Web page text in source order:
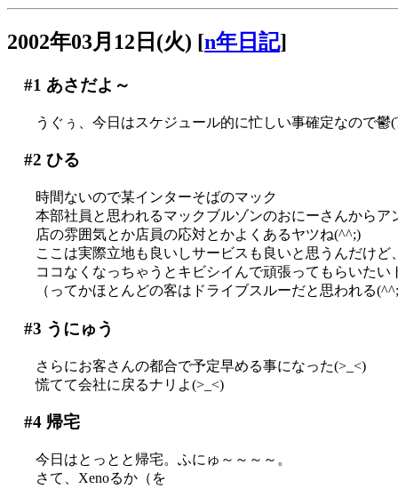
2002年03月12日(火) [n年日記]
#1 あさだよ～
うぐぅ、今日はスケジュール的に忙しい事確定なので鬱
#2 ひる
時間ないので某インターそばのマック
本部社員と思われるマックブルゾンのおにーさんからア
店の雰囲気とか店員の応対とかよくあるヤツね(^^;)
ここは実際立地も良いしサービスも良いと思うんだけど
ココなくなっちゃうとキビシイんで頑張ってもらいたい
（ってかほとんどの客はドライブスルーだと思われる
#3 うにゅう
さらにお客さんの都合で予定早める事になった(>_<)
慌てて会社に戻るナリよ(>_<)
#4帰宅
今日はとっとと帰宅。ふにゅ～～～～。
さて、Xenoるか（を